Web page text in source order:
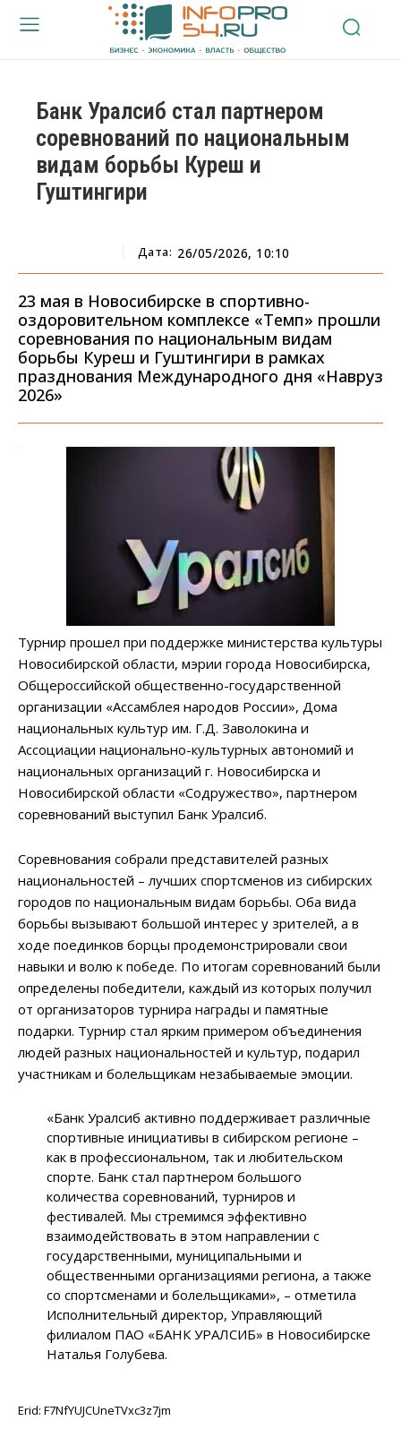
Банк Уралсиб стал партнером
соревнований по национальным
видам борьбы Куреш и
Гуштингири
Дата: 26/05/2026, 10:10
23 мая в Новосибирске в спортивно-
оздоровительном комплексе «Темп» прошли
соревнования по национальным видам
борьбы Куреш и Гуштингири в рамках
празднования Международного дня «Навруз
2026»
Турнир прошел при поддержке министерства культуры
Новосибирской области, мэрии города Новосибирска,
Общероссийской общественно-государственной
организации «Ассамблея народов России», Дома
национальных культур им. Г.Д. Заволокина и
Ассоциации национально-культурных автономий и
национальных организаций г. Новосибирска и
Новосибирской области «Содружество», партнером
соревнований выступил Банк Уралсиб.
Соревнования собрали представителей разных
национальностей – лучших спортсменов из сибирских
городов по национальным видам борьбы. Оба вида
борьбы вызывают большой интерес у зрителей, а в
ходе поединков борцы продемонстрировали свои
навыки и волю к победе. По итогам соревнований были
определены победители, каждый из которых получил
от организаторов турнира награды и памятные
подарки. Турнир стал ярким примером объединения
людей разных национальностей и культур, подарил
участникам и болельщикам незабываемые эмоции.
«Банк Уралсиб активно поддерживает различные
спортивные инициативы в сибирском регионе –
как в профессиональном, так и любительском
спорте. Банк стал партнером большого
количества соревнований, турниров и
фестивалей. Мы стремимся эффективно
взаимодействовать в этом направлении с
государственными, муниципальными и
общественными организациями региона, а также
со спортсменами и болельщиками», – отметила
Исполнительный директор, Управляющий
филиалом ПАО «БАНК УРАЛСИБ» в Новосибирске
Наталья Голубева.
Erid: F7NfYUJCUneTVxc3z7jm